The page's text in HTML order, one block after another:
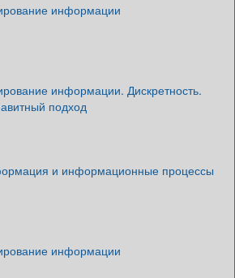
информации
информации. Дискретность.
подход
и информационные процессы
информации